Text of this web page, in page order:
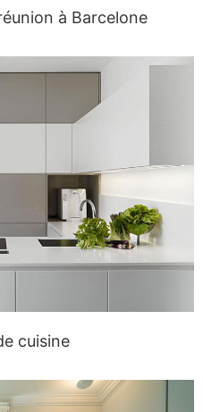
à Barcelone
cuisine